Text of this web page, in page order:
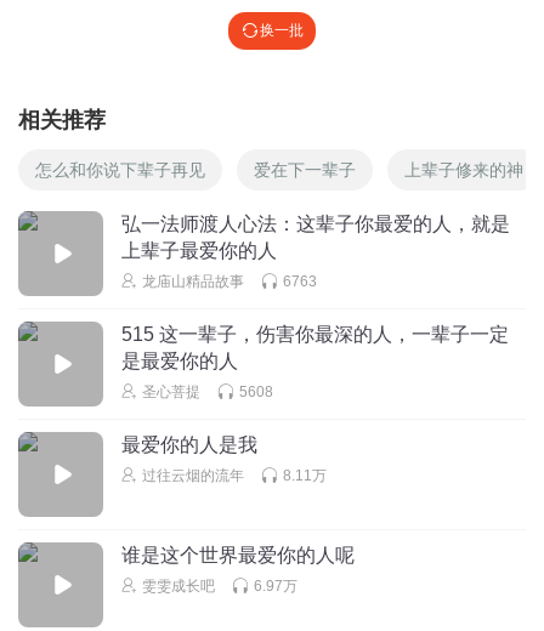
换一批
相关推荐
怎么和你说下辈子再见 爱在下一辈子 上辈子修来的神
弘一法师渡人心法：这辈子你最爱的人，就是
上辈子最爱你的人
龙庙山精品故事 6763
515 这一辈子，伤害你最深的人，一辈子一定
是最爱你的人
圣心菩提 5608
最爱你的人是我
过往云烟的流年 8.11万
谁是这个世界最爱你的人呢
雯雯成长吧 6.97万